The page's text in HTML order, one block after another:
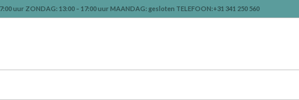
uur ZONDAG: 13:00 – 17:00 uur MAANDAG: gesloten TELEFOON:+31 341 250 560